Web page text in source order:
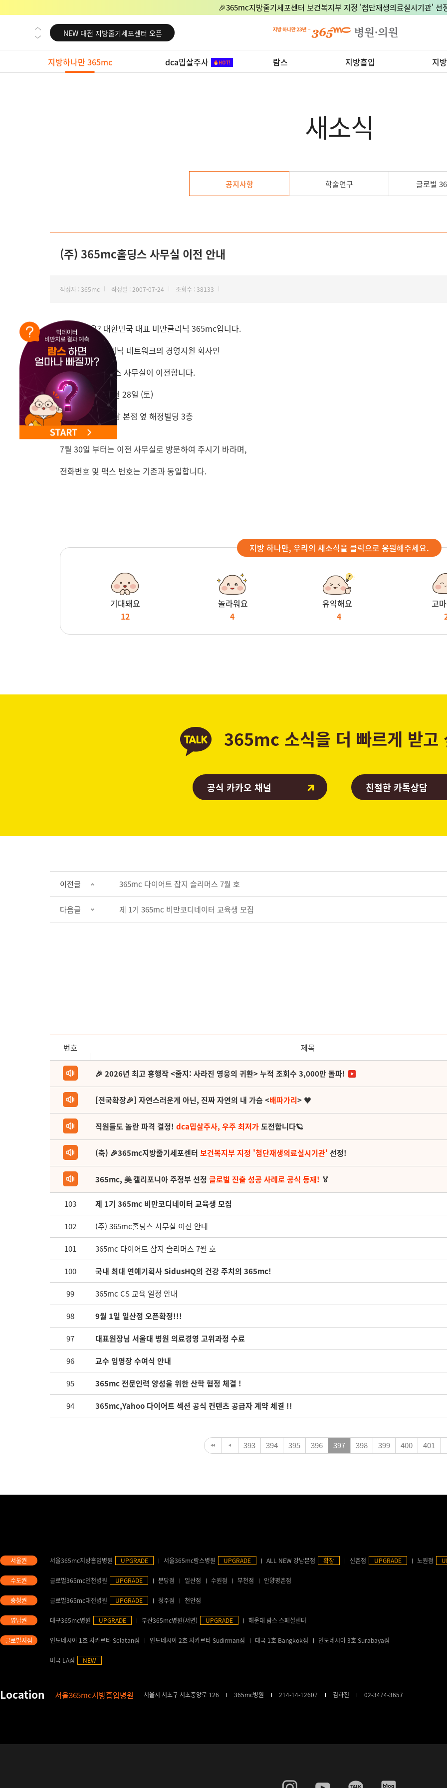
🎉365mc지방줄기세포센터 보건복지부 지정 '첨단재생의료실시기관' 선
NEW 교대 지방줄기세포센터 오픈
NEW 대전 지방줄기세포센터 오픈
NEW 노원 지방줄기세포센터 오픈
NEW 미국 LA점 오픈
지방하나만 365mc dca밉살주사 람스 지방흡입 지
새소식
공지사항 학술연구 글로벌
(주) 365mc홀딩스 사무실 이전 안내
작성자 : 365mc 작성일 : 2007-07-24 조회수 : 38133
안녕하세요? 대한민국 대표 비만클리닉 365mc입니다.
365mc 비만클리닉 네트워크의 경영지원 회사인
(주)365mc 홀딩스 사무실이 이전합니다.
일시 : 2007년 7월 28일 (토)
장소 : 365mc강남 본점 옆 해정빌딩 3층
7월 30일 부터는 이전 사무실로 방문하여 주시기 바라며,
전화번호 및 팩스 번호는 기존과 동일합니다.
지방 하나만, 우리의 새소식을 클릭으로 응원해주세요.
기대돼요
12
놀라워요
4
유익해요
4
고
365mc 소식을 더 빠르게 받고
공식 카카오 채널 친절한 카톡상담
이전글 365mc 다이어트 잡지 슬리머스 7월 호
다음글 제 1기 365mc 비만코디네이터 교육생 모집
번호 제목
🎉 2026년 최고 흥행작 <줄지: 사라진 영웅의 귀환> 누적 조회수 3,000만 돌파!
[전국확장🎉] 자연스러운게 아닌, 진짜 자연의 내 가슴 <배파가리> ♥
직원들도 놀란 파격 결정! dca밉살주사, 우주 최저가도전합니다🪐
(축) 🎉365mc지방줄기세포센터 보건복지부 지정 '첨단재생의료실시기관' 선정!
365mc, 美 캘리포니아 주정부 선정 글로벌 진출 성공 사례로 공식 등재! 🏅
103 제 1기 365mc 비만코디네이터 교육생 모집
102 (주) 365mc홀딩스 사무실 이전 안내
101 365mc 다이어트 잡지 슬리머스 7월 호
100 국내 최대 연예기획사 SidusHQ의 건강 주치의 365mc!
99 365mc CS 교육 일정 안내
98 9월 1일 일산점 오픈확정!!!
97 대표원장님 서울대 병원 의료경영 고위과정 수료
96 교수 임명장 수여식 안내
95 365mc 전문인력 양성을 위한 산학 협정 체결 !
94 365mc,Yahoo 다이어트 섹션 공식 컨텐츠 공급자 계약 체결 !!
393 394 395 396 397 398 399 400 401
서울365mc지방흡입병원 UPGRADE 서울365mc람스병원 UPGRADE ALL NEW 강남본점 확장 신촌점 UPGRADE 노원점
글로벌365mc인천병원 UPGRADE 분당점 일산점 수원점 부천점 안양평촌점
글로벌365mc대전병원 UPGRADE 청주점 천안점
대구365mc병원 UPGRADE 부산365mc병원(서면) UPGRADE 해운대 람스 스페셜센터
인도네시아 1호 자카르타 Selatan점 인도네시아 2호 자카르타 Sudirman점 태국 1호 Bangkok점 인도네시아 3호 Surabaya점
미국 LA점 NEW
서울365mc지방흡입병원 서울시 서초구 서초중앙로 126 365mc병원 214-14-12607 김하진 02-3474-3657